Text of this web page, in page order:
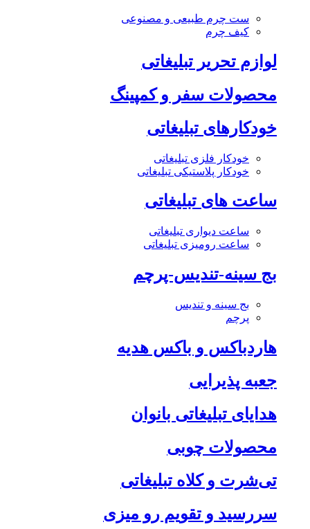
ست چرم طبیعی و مصنوعی
کیف چرم
لوازم تحریر تبلیغاتی
محصولات سفر و کمپینگ
خودکارهای تبلیغاتی
خودکار فلزی تبلیغاتی
خودکار پلاستیکی تبلیغاتی
ساعت های تبلیغاتی
ساعت دیواری تبلیغاتی
ساعت رومیزی تبلیغاتی
بج سینه-تندیس-پرچم
بج سینه و تندیس
پرچم
هاردباکس و باکس هدیه
جعبه پذیرایی
هدایای تبلیغاتی بانوان
محصولات چوبی
تی‌شرت و کلاه تبلیغاتی
سررسید و تقویم رو میزی